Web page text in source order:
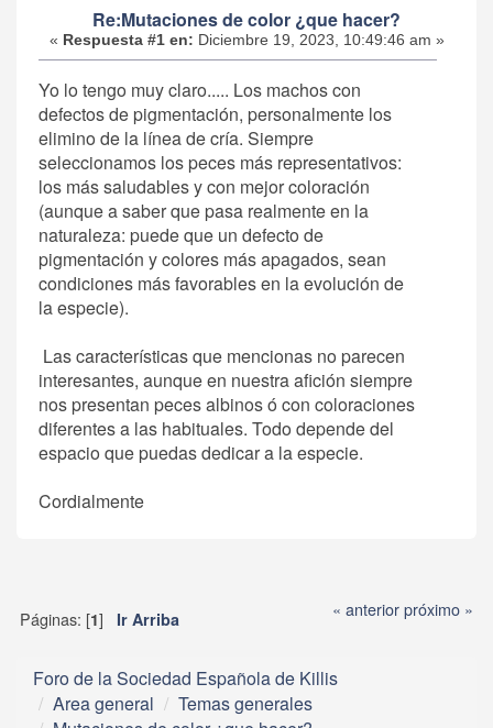
Re:Mutaciones de color ¿que hacer?
« Respuesta #1 en: Diciembre 19, 2023, 10:49:46 am »
Yo lo tengo muy claro..... Los machos con
defectos de pigmentación, personalmente los
elimino de la línea de cría. Siempre
seleccionamos los peces más representativos:
los más saludables y con mejor coloración
(aunque a saber que pasa realmente en la
naturaleza: puede que un defecto de
pigmentación y colores más apagados, sean
condiciones más favorables en la evolución de
la especie).
Las características que mencionas no parecen
interesantes, aunque en nuestra afición siempre
nos presentan peces albinos ó con coloraciones
diferentes a las habituales. Todo depende del
espacio que puedas dedicar a la especie.
Cordialmente
Páginas: [1] Ir Arriba « anteriorpróximo »
Foro de la Sociedad Española de Killis
Area general
Temas generales